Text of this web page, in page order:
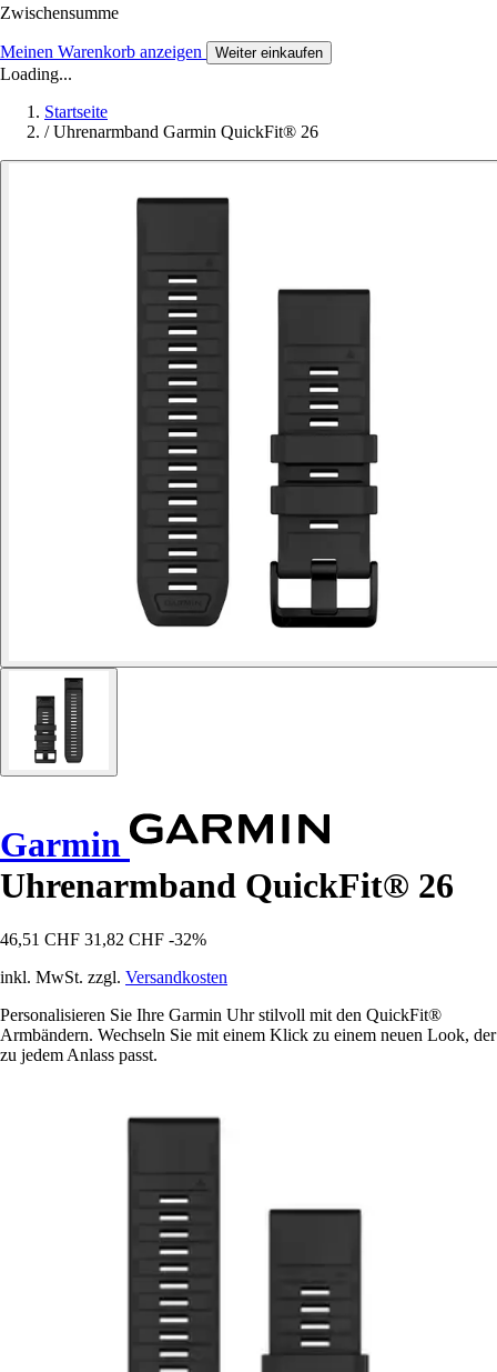
Zwischensumme
Meinen Warenkorb anzeigen Weiter einkaufen
Loading...
Startseite
/ Uhrenarmband Garmin QuickFit® 26
Garmin
Uhrenarmband QuickFit® 26
46,51 CHF 31,82 CHF -32%
inkl. MwSt. zzgl. Versandkosten
Personalisieren Sie Ihre Garmin Uhr stilvoll mit den QuickFit®
Armbändern. Wechseln Sie mit einem Klick zu einem neuen Look, der
zu jedem Anlass passt.